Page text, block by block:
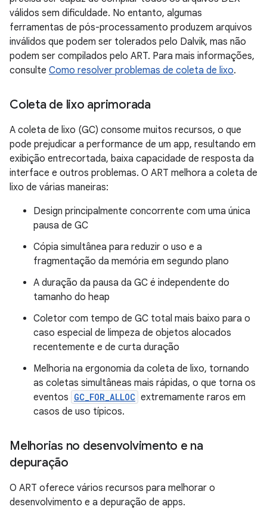
válidos sem dificuldade. No entanto, algumas
ferramentas de pós-processamento produzem arquivos
inválidos que podem ser tolerados pelo Dalvik, mas não
podem ser compilados pelo ART. Para mais informações,
consulte Como resolver problemas de coleta de lixo.
Coleta de lixo aprimorada
A coleta de lixo (GC) consome muitos recursos, o que
pode prejudicar a performance de um app, resultando em
exibição entrecortada, baixa capacidade de resposta da
interface e outros problemas. O ART melhora a coleta de
lixo de várias maneiras:
Design principalmente concorrente com uma única
pausa de GC
Cópia simultânea para reduzir o uso e a
fragmentação da memória em segundo plano
A duração da pausa da GC é independente do
tamanho do heap
Coletor com tempo de GC total mais baixo para o
caso especial de limpeza de objetos alocados
recentemente e de curta duração
Melhoria na ergonomia da coleta de lixo, tornando
as coletas simultâneas mais rápidas, o que torna os
eventos GC_FOR_ALLOC extremamente raros em
casos de uso típicos.
Melhorias no desenvolvimento e na
depuração
O ART oferece vários recursos para melhorar o
desenvolvimento e a depuração de apps.